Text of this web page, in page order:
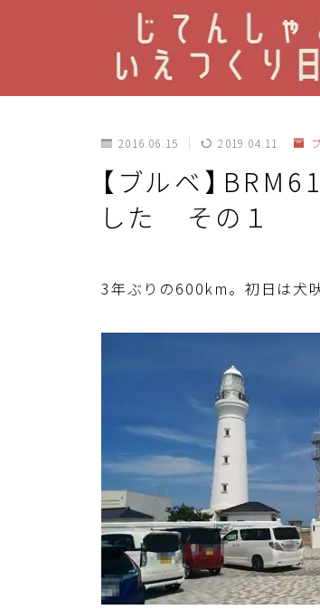
2016.06.15 2019.04.11
【ブルベ】
した その１
3年ぶりの600km。初日は犬